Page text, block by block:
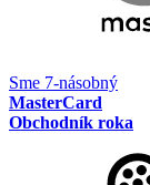
Sme 7-násobný
MasterCard
Obchodník roka